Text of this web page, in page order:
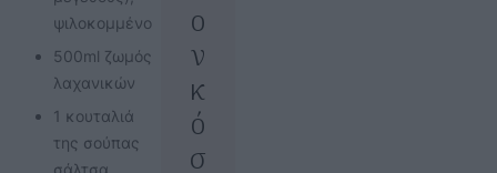
ψιλοκομμένο
500ml ζωμός
λαχανικών
1 κουταλιά
της σούπας
σάλτσα
ο
ν
κ
ό
σ